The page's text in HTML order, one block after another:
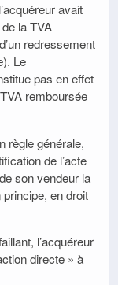
avait
la TVA
redressement
Le
pas en effet
remboursée
règle générale,
de l’acte
son vendeur la
principe, en droit
l’acquéreur
directe » à